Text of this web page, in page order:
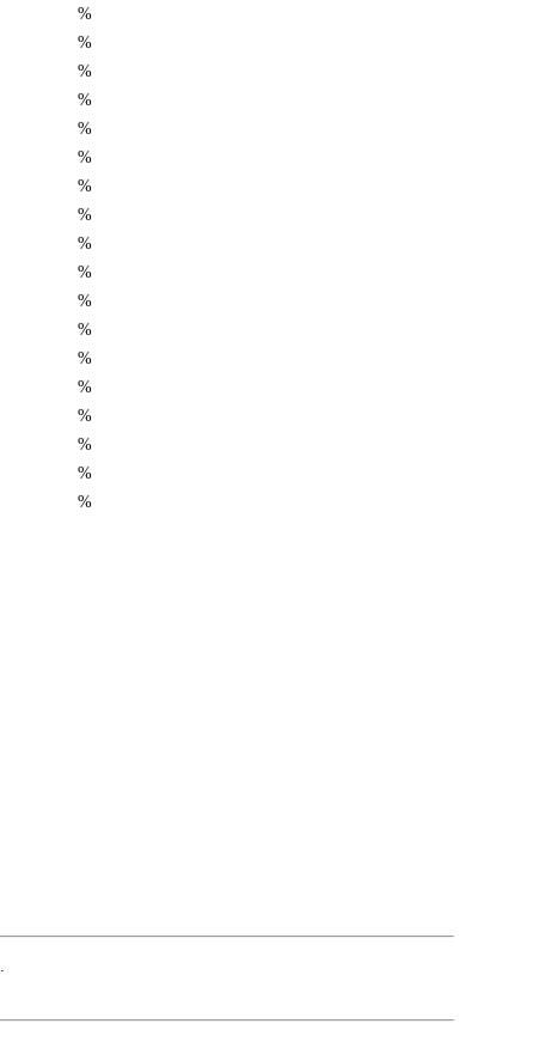
%
%
%
%
%
%
%
%
%
%
%
%
%
%
%
%
%
%